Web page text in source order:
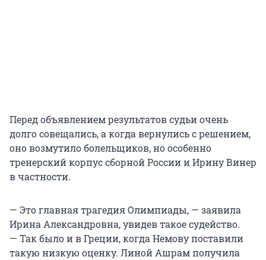
Перед объявлением результатов судьи очень
долго совещались, а когда вернулись с решением,
оно возмутило болельщиков, но особенно
тренерский корпус сборной России и Ирину Винер
в частности.
— Это главная трагедия Олимпиады, — заявила
Ирина Александровна, увидев такое судейство.
— Так было и в Греции, когда Немову поставили
такую низкую оценку. Линой Ашрам получила